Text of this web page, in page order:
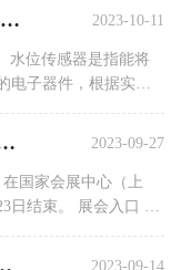
下3种： 硬铜排，
产品分享｜水位传感器及门锁在家用电器中的应用 2023-10-11
水位传感器是指能将
电子器件，根据实际
，同时实现水温、
23届中国国际工业博览会 2023-09-27
国家会展中心（上
日结束。 展会入口 今
动力传动、测量技术
2023-09-14